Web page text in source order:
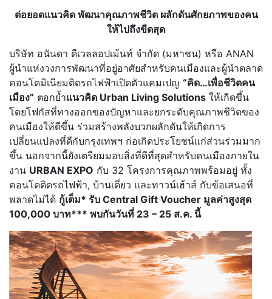
ต่อยอดแนวคิด พัฒนาคุณภาพชีวิต ผลักดันศักยภาพของคน
ให้ไปถึงขีดสุด
บริษัท อนันดา ดีเวลลอปเม้นท์ จำกัด (มหาชน) หรือ ANAN
ผู้นำแห่งวงการพัฒนาที่อยู่อาศัยสำหรับคนเมืองและผู้นำตลาด
คอนโดมิเนียมติดรถไฟฟ้าเปิดตัวแคมเปญ “คิด…เพื่อชีวิตคน
เมือง” ตอกย้ำแนวคิด Urban Living Solutions ให้เกิดขึ้น
โดยโฟกัสที่ทางออกของปัญหาและยกระดับคุณภาพชีวิตของ
คนเมืองให้ดีขึ้น ร่วมสร้างพลังบวกผลักดันให้เกิดการ
เปลี่ยนแปลงที่ดีกับกรุงเทพฯ ก่อเกิดประโยชน์แก่ส่วนร่วมมาก
ขึ้น นอกจากนี้ยังเตรียมมอบสิ่งที่ดีที่สุดสำหรับคนเมืองภายใน
งาน URBAN EXPO กับ 32 โครงการคุณภาพพร้อมอยู่ ทั้ง
คอนโดติดรถไฟฟ้า, บ้านเดี่ยว และทาวน์เฮ้าส์ กับข้อเสนอที่
พลาดไม่ได้ กู้เต็ม* รับ Central Gift Voucher มูลค่าสูงสุด
100,000 บาท*** พบกันวันที่ 23 – 25 ส.ค. นี้